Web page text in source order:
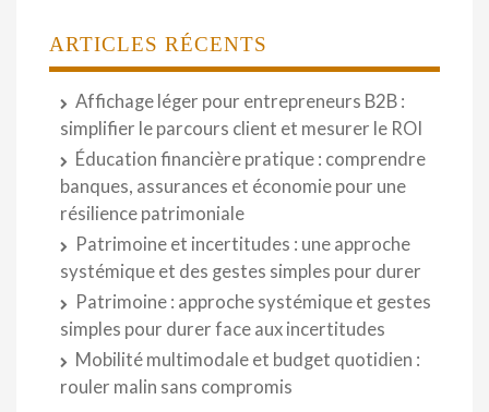
ARTICLES RÉCENTS
Affichage léger pour entrepreneurs B2B :
simplifier le parcours client et mesurer le ROI
Éducation financière pratique : comprendre
banques, assurances et économie pour une
résilience patrimoniale
Patrimoine et incertitudes : une approche
systémique et des gestes simples pour durer
Patrimoine : approche systémique et gestes
simples pour durer face aux incertitudes
Mobilité multimodale et budget quotidien :
rouler malin sans compromis